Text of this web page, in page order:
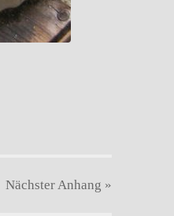
Nächster Anhang »